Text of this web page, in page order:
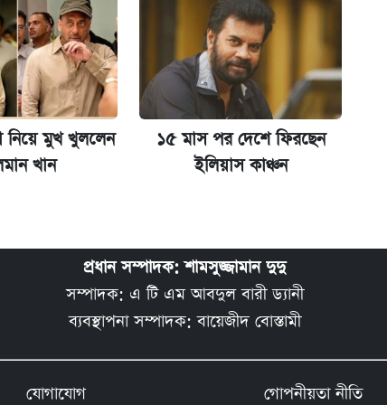
মুখ খুললেন
খান
১৫ মাস পর দেশে ফিরছেন
ইলিয়াস কাঞ্চন
প্রধান সম্পাদক: শামসুজ্জামান দুদু
সম্পাদক: এ টি এম আবদুল বারী ড্যানী
ব্যবস্থাপনা সম্পাদক: বায়েজীদ বোস্তামী
যোগাযোগ গোপনীয়তা নীতি